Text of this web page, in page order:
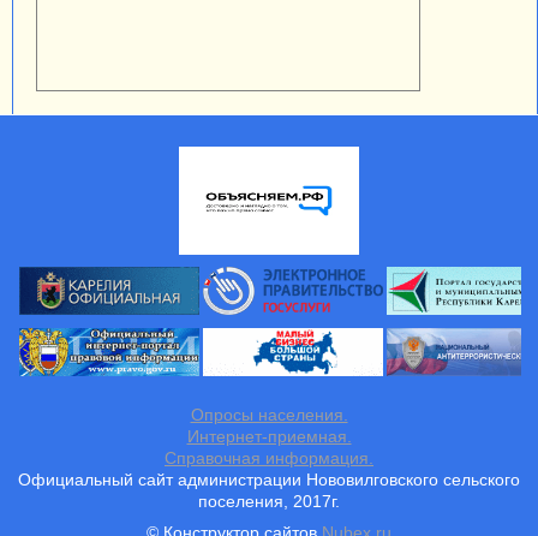
Опросы населения.
Интернет-приемная.
Справочная информация.
Официальный сайт администрации Нововилговского сельского
поселения, 2017г.